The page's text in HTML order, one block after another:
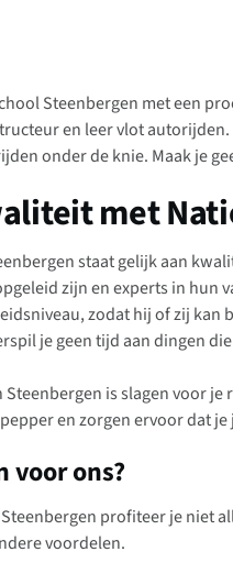
Steenbergen met een
en leer vlot
onder de knie. Maak je
met
staat gelijk aan
zijn en experts in hun
zodat hij of zij kan
je geen tijd aan dingen
is slagen voor
en zorgen ervoor dat
voor ons?
profiteer je niet
voordelen.